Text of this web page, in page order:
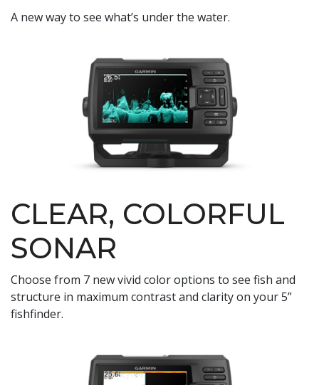
A new way to see what’s under the water.
CLEAR, COLORFUL
SONAR
Choose from 7 new vivid color options to see fish and
structure in maximum contrast and clarity on your 5”
fishfinder.